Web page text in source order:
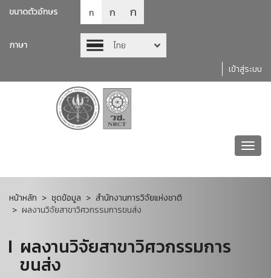
ขนาดตัวอักษร ก ก ก
ภาษา
ไทย
เข้าสู่ระบบ
หน้าหลัก ชุดข้อมูล
สำนักงานการวิจัยแห่งชาติ
ผลงานวิจัยสาขาวิศวกรรมการขนส่ง
ผลงานวิจัยสาขาวิศวกรรมการ
ขนส่ง